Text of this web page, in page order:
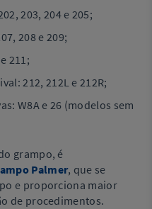
203, 204 e 205;
208 e 209;
211;
212, 212L e 212R;
W8A e 26 (modelos sem
grampo, é
Palmer, que se
e proporciona maior
de procedimentos.